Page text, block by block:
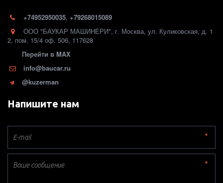
+74952950035, +79268015089
ООО "БАУКАР МАШИНЕРИ", г. Москва, ул. Куликовская, д. 1
2, пом. 15/4 оф. 506, 117628
Перейти в MAX
info@baucar.ru
@kuzerman
Напишите нам
*
*